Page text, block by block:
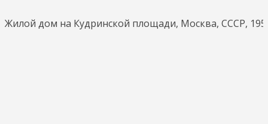
Жилой дом на Кудринской площади, Москва, СССР,